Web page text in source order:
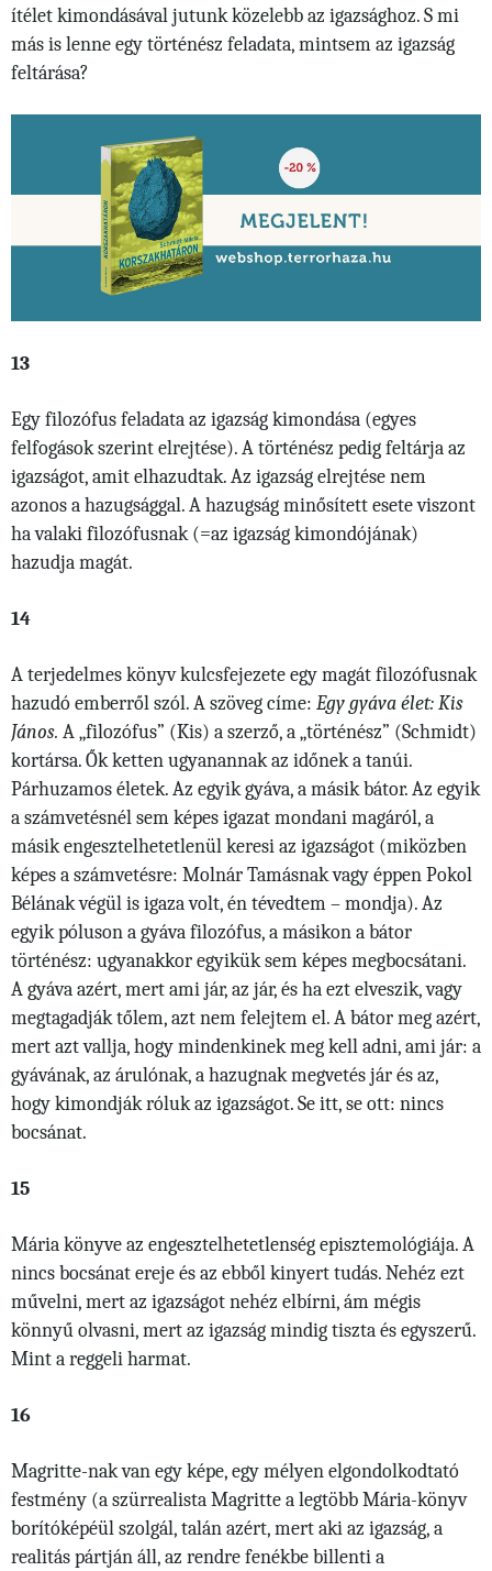
ítélet kimondásával jutunk közelebb az igazsághoz. S mi
más is lenne egy történész feladata, mintsem az igazság
feltárása?
13
Egy filozófus feladata az igazság kimondása (egyes
felfogások szerint elrejtése). A történész pedig feltárja az
igazságot, amit elhazudtak. Az igazság elrejtése nem
azonos a hazugsággal. A hazugság minősített esete viszont
ha valaki filozófusnak (=az igazság kimondójának)
hazudja magát.
14
A terjedelmes könyv kulcsfejezete egy magát filozófusnak
hazudó emberről szól. A szöveg címe: Egy gyáva élet: Kis
János. A „filozófus” (Kis) a szerző, a „történész” (Schmidt)
kortársa. Ők ketten ugyanannak az időnek a tanúi.
Párhuzamos életek. Az egyik gyáva, a másik bátor. Az egyik
a számvetésnél sem képes igazat mondani magáról, a
másik engesztelhetetlenül keresi az igazságot (miközben
képes a számvetésre: Molnár Tamásnak vagy éppen Pokol
Bélának végül is igaza volt, én tévedtem – mondja). Az
egyik póluson a gyáva filozófus, a másikon a bátor
történész: ugyanakkor egyikük sem képes megbocsátani.
A gyáva azért, mert ami jár, az jár, és ha ezt elveszik, vagy
megtagadják tőlem, azt nem felejtem el. A bátor meg azért,
mert azt vallja, hogy mindenkinek meg kell adni, ami jár: a
gyávának, az árulónak, a hazugnak megvetés jár és az,
hogy kimondják róluk az igazságot. Se itt, se ott: nincs
bocsánat.
15
Mária könyve az engesztelhetetlenség episztemológiája. A
nincs bocsánat ereje és az ebből kinyert tudás. Nehéz ezt
művelni, mert az igazságot nehéz elbírni, ám mégis
könnyű olvasni, mert az igazság mindig tiszta és egyszerű.
Mint a reggeli harmat.
16
Magritte-nak van egy képe, egy mélyen elgondolkodtató
festmény (a szürrealista Magritte a legtöbb Mária-könyv
borítóképéül szolgál, talán azért, mert aki az igazság, a
realitás pártján áll, az rendre fenékbe billenti a